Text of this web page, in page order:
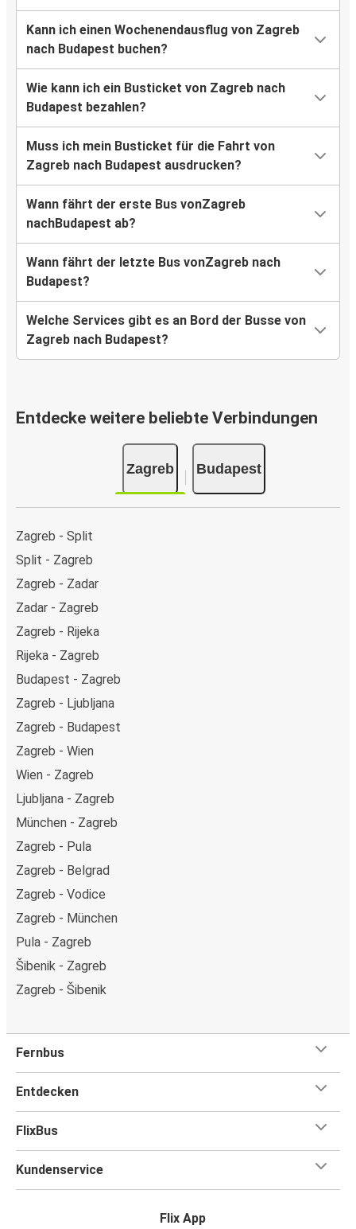
Kann ich einen Wochenendausflug von Zagreb
nach Budapest buchen?
Wie kann ich ein Busticket von Zagreb nach
Budapest bezahlen?
Muss ich mein Busticket für die Fahrt von
Zagreb nach Budapest ausdrucken?
Wann fährt der erste Bus vonZagreb
nachBudapest ab?
Wann fährt der letzte Bus vonZagreb nach
Budapest?
Welche Services gibt es an Bord der Busse von
Zagreb nach Budapest?
Entdecke weitere beliebte Verbindungen
Zagreb Budapest
Zagreb - Split
Split - Zagreb
Zagreb - Zadar
Zadar - Zagreb
Zagreb - Rijeka
Rijeka - Zagreb
Budapest - Zagreb
Zagreb - Ljubljana
Zagreb - Budapest
Zagreb - Wien
Wien - Zagreb
Ljubljana - Zagreb
München - Zagreb
Zagreb - Pula
Zagreb - Belgrad
Zagreb - Vodice
Zagreb - München
Pula - Zagreb
Šibenik - Zagreb
Zagreb - Šibenik
Fernbus
Entdecken
FlixBus
Kundenservice
Flix App